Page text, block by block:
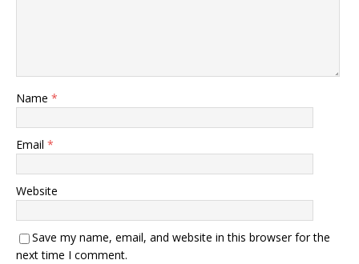
Name *
Email *
Website
Save my name, email, and website in this browser for the
next time I comment.